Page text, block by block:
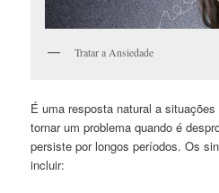
Tratar a Ansiedade
É uma resposta natural a
tornar um problema quando é
persiste por longos períodos. Os
incluir: